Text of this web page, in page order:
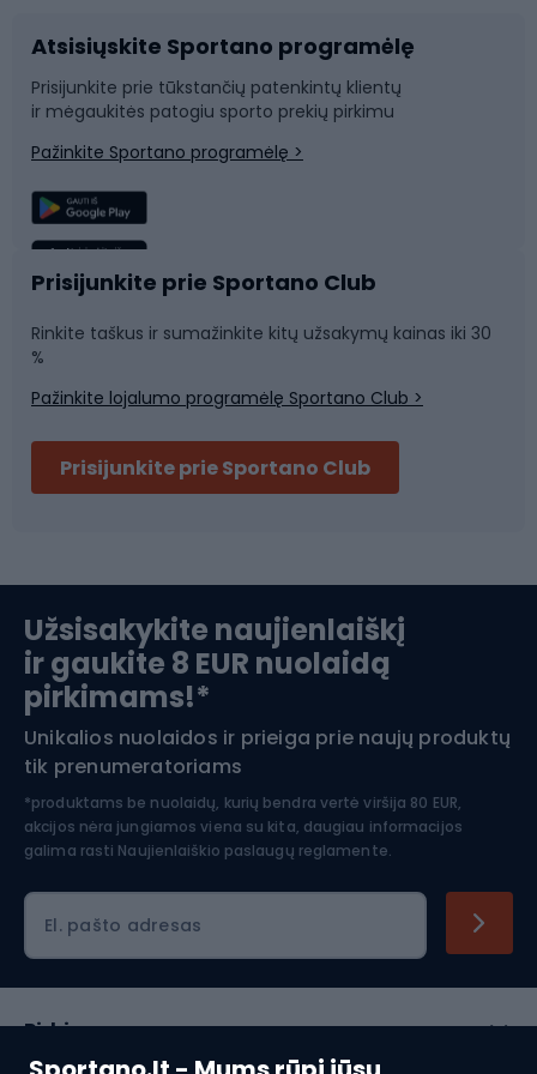
Dviračių dalys
Laipiojimas
Žvejyba
Sportinė medicina
Rogutės ir čiuožynės
Snieglenčių sportas
Plaukimas
Komandinis sportas
Slidinėjimas
Apranga žiemos sportui
Šiaurietiškas ėjimas
Atsisiųskite Sportano programėlę
Prisijunkite prie tūkstančių patenkintų klientų
ir mėgaukitės patogiu sporto prekių pirkimu
Pažinkite Sportano programėlę >
Prisijunkite prie Sportano Club
Rinkite taškus ir sumažinkite kitų užsakymų kainas iki 30
%
Pažinkite lojalumo programėlę Sportano Club >
Prisijunkite prie Sportano Club
Užsisakykite naujienlaiškį
ir gaukite 8 EUR nuolaidą
pirkimams!*
Unikalios nuolaidos ir prieiga prie naujų produktų
tik prenumeratoriams
*produktams be nuolaidų, kurių bendra vertė viršija 80 EUR,
akcijos nėra jungiamos viena su kita, daugiau informacijos
galima rasti Naujienlaiškio paslaugų reglamente.
El. pašto adresas
Pirkimas